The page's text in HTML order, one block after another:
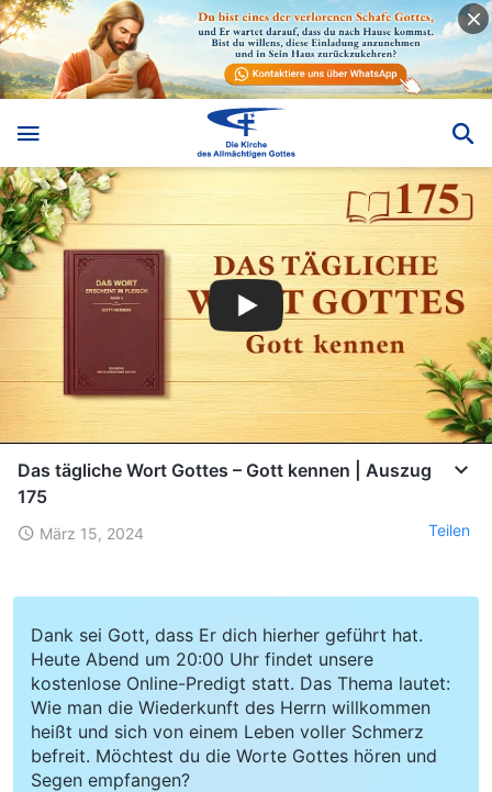
Das tägliche Wort Gottes – Gott kennen | Auszug
175
März 15, 2024 Teilen
Dank sei Gott, dass Er dich hierher geführt hat.
Heute Abend um 20:00 Uhr findet unsere
kostenlose Online-Predigt statt. Das Thema lautet:
Wie man die Wiederkunft des Herrn willkommen
heißt und sich von einem Leben voller Schmerz
befreit. Möchtest du die Worte Gottes hören und
Segen empfangen?